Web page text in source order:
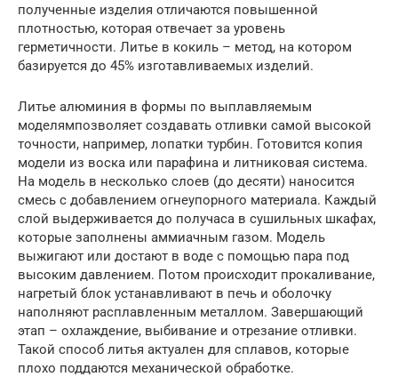
полученные изделия отличаются повышенной
плотностью, которая отвечает за уровень
герметичности. Литье в кокиль – метод, на котором
базируется до 45% изготавливаемых изделий.
Литье алюминия в формы по выплавляемым
моделямпозволяет создавать отливки самой высокой
точности, например, лопатки турбин. Готовится копия
модели из воска или парафина и литниковая система.
На модель в несколько слоев (до десяти) наносится
смесь с добавлением огнеупорного материала. Каждый
слой выдерживается до получаса в сушильных шкафах,
которые заполнены аммиачным газом. Модель
выжигают или достают в воде с помощью пара под
высоким давлением. Потом происходит прокаливание,
нагретый блок устанавливают в печь и оболочку
наполняют расплавленным металлом. Завершающий
этап – охлаждение, выбивание и отрезание отливки.
Такой способ литья актуален для сплавов, которые
плохо поддаются механической обработке.